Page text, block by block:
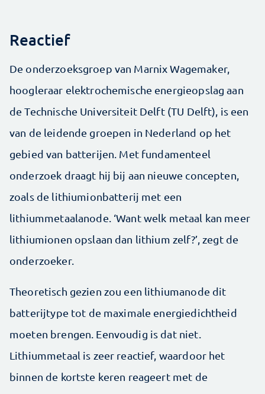
Reactief
De onderzoeksgroep van Marnix Wagemaker,
hoogleraar elektrochemische energieopslag aan
de Technische Universiteit Delft (TU Delft), is een
van de leidende groepen in Nederland op het
gebied van batterijen. Met fundamenteel
onderzoek draagt hij bij aan nieuwe concepten,
zoals de lithiumionbatterij met een
lithiummetaalanode. ‘Want welk metaal kan meer
lithiumionen opslaan dan lithium zelf?’, zegt de
onderzoeker.
Theoretisch gezien zou een lithiumanode dit
batterijtype tot de maximale energiedichtheid
moeten brengen. Eenvoudig is dat niet.
Lithiummetaal is zeer reactief, waardoor het
binnen de kortste keren reageert met de